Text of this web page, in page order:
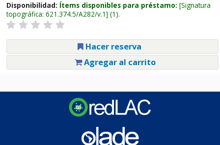
Disponibilidad: Ítems disponibles para préstamo: Signatura
topográfica: 621.374.5/A282/v.1 (1).
Hacer reserva
Agregar al carrito